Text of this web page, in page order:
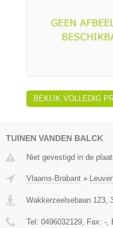
BEKIJK VOLLEDIG
TUINEN VANDEN BALCK
Niet gevestigd in de
Vlaams-Brabant »
Wakkerzeelsebaan 123
Tel: 0496032129 , Fax: -